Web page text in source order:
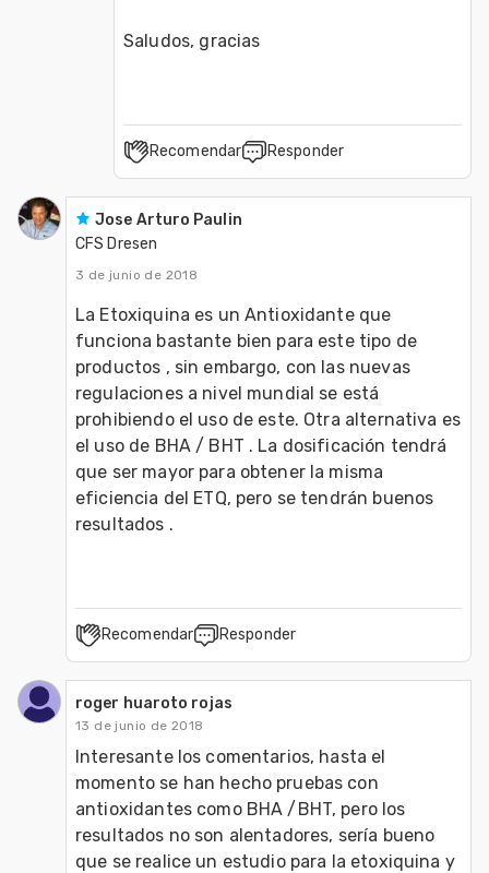
Saludos, gracias
Recomendar Responder
Jose Arturo Paulin
CFS Dresen
3 de junio de 2018
La Etoxiquina es un Antioxidante que
funciona bastante bien para este tipo de
productos , sin embargo, con las nuevas
regulaciones a nivel mundial se está
prohibiendo el uso de este. Otra alternativa es
el uso de BHA / BHT . La dosificación tendrá
que ser mayor para obtener la misma
eficiencia del ETQ, pero se tendrán buenos
resultados .
Recomendar Responder
roger huaroto rojas
13 de junio de 2018
Interesante los comentarios, hasta el
momento se han hecho pruebas con
antioxidantes como BHA /BHT, pero los
resultados no son alentadores, sería bueno
que se realice un estudio para la etoxiquina y